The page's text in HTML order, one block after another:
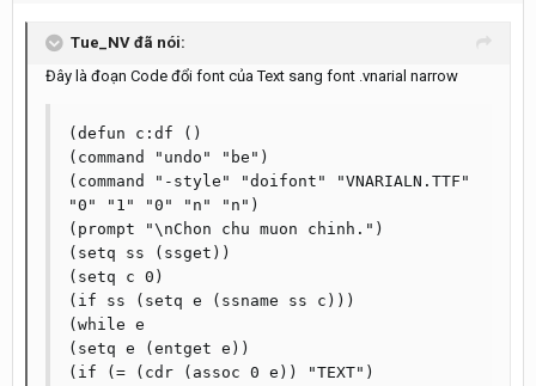
Tue_NV đã nói:
Đây là đoạn Code đổi font của Text sang font .vnarial narrow
(defun c:df ()
(command "undo" "be")
(command "-style" "doifont" "VNARIALN.TTF"
"0" "1" "0" "n" "n")
(prompt "\nChon chu muon chinh.")
(setq ss (ssget))
(setq c 0)
(if ss (setq e (ssname ss c)))
(while e
(setq e (entget e))
(if (= (cdr (assoc 0 e)) "TEXT")